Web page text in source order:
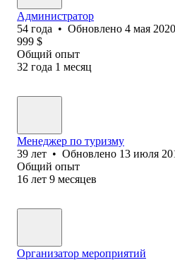
Администратор
54 года • Обновлено 4 мая 2020
999 $
Общий опыт
32 года 1 месяц
Менеджер по туризму
39 лет • Обновлено 13 июля
Общий опыт
16 лет 9 месяцев
Организатор мероприятий